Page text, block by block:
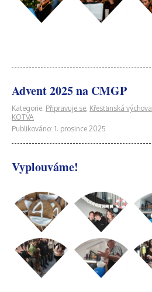
Advent 2025 na CMGP
Kategorie: Připravuje se Křesťanská výchova
KOTVA
Publikováno: 1. prosince 2025
Vyplouváme!